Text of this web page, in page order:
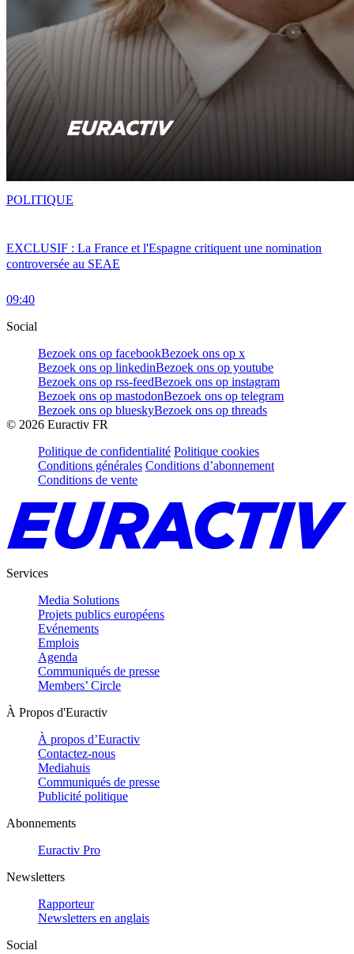
EXCLUSIF : La France et l'Espagne critiquent une nomination
controversée au SEAE
09:40
POLITIQUE
Social
Bezoek ons op facebookBezoek ons op x
Bezoek ons op linkedinBezoek ons op youtube
Bezoek ons op rss-feedBezoek ons op instagram
Bezoek ons op mastodonBezoek ons op telegram
Bezoek ons op blueskyBezoek ons op threads
© 2026 Euractiv FR
Politique de confidentialité Politique cookies
Conditions générales Conditions d’abonnement
Conditions de vente
Services
Media Solutions
Projets publics européens
Evénements
Emplois
Agenda
Communiqués de presse
Members’ Circle
À Propos d'Euractiv
À propos d’Euractiv
Contactez-nous
Mediahuis
Communiqués de presse
Publicité politique
Abonnements
Euractiv Pro
Newsletters
Rapporteur
Newsletters en anglais
Social